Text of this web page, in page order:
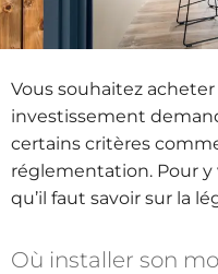
Vous souhaitez
investissement
certains critères
réglementation. Pour y
qu’il faut savoir sur la
Où installer son